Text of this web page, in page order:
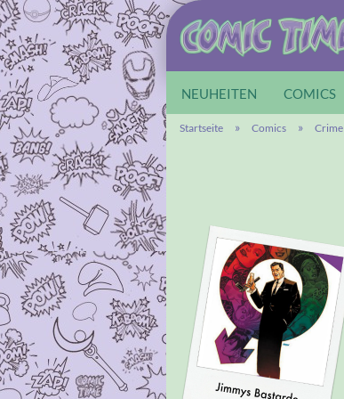
NEUHEITEN COMICS
Startseite » Comics » Crime